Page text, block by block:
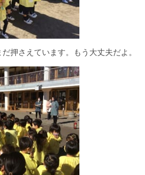
押さえています。もう大丈夫だよ。